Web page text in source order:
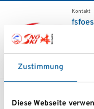
Zustimmung
Diese Webseite
Kontakt